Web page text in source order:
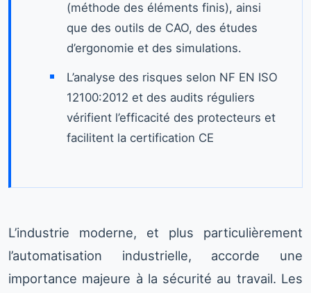
(méthode des éléments finis), ainsi
que des outils de CAO, des études
d’ergonomie et des simulations.
L’analyse des risques selon NF EN ISO
12100:2012 et des audits réguliers
vérifient l’efficacité des protecteurs et
facilitent la certification CE
L’industrie moderne, et plus particulièrement
l’automatisation industrielle, accorde une
importance majeure à la sécurité au travail. Les